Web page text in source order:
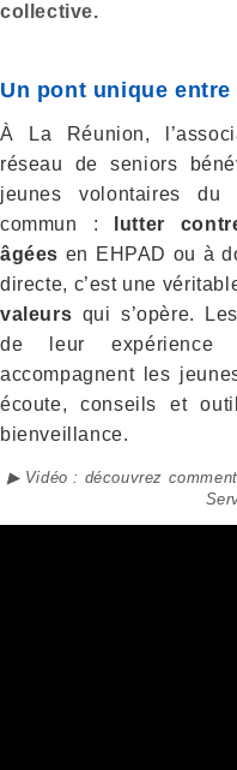
collective.
Un pont unique
À La Réunion,
réseau de seniors
jeunes volontaires du
commun :
lutter
âgées en EHPAD ou à
directe, c’est une
valeurs qui s’opère.
de leur expérience
accompagnent les
écoute, conseils et
bienveillance.
▶ Vidéo : découvrez